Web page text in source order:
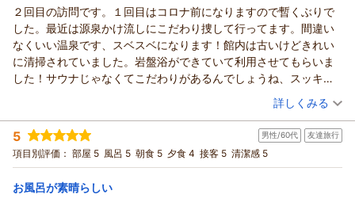
温泉の良さ、料理（夕食）のおいしさで機会があったら再度利
用したいと思います。
南郷（夢）温泉 共林荘からの返信
この度は南郷温泉 共林荘にご宿泊いただきまして誠にありが
とうございます。温泉と夕食にご満足いただいたとの事、嬉し
く思います。夕食については日々の仕入で四季折々の料理をそ
の都度、創作して提供しておりますのでお品書きをつけておら
ず申し訳ございません。ご朝食に関しては希望に添える味付け
でなかったようで残念です。近頃、夕食でも朝食でも減塩して
おりますが季節的な部分もありますが今一度、朝食スタッフと
話し合い、好みにあうよう頑張っていく所存です。貴重なご意
見を頂きまして誠にありがとうございました。又のご来館をお
待ちしております。
２回目の訪問です。１回目はコロナ前になりますので暫くぶりで
した。最近は源泉かけ流しにこだわり捜して行ってます。間違い
なくいい温泉です、スベスベになります！館内は古いけどきれい
に清掃されていました。岩盤浴ができていて利用させてもらいま
した！サウナじゃなくてこだわりがあるんでしょうね、スッキリ
しました！夕飯は凄かったです、食べきれない量でした。山の中
なのに蟹や美味しいお刺身、鰻の蒲焼きに感激しました。確か１
回目も中身は忘れましたが、これでもかと言うくらい食べきれな
い量だったのを覚えています。また伺いたいです、帰りに女性の
従業員さんが玄関で見送り挨拶の後に「また来て下さいね」と言
あまり言われたことがない様な気がします。大事な言葉ですね！
（投稿日：2026/02/23）
宿泊時期： 2026年02月宿泊 (夫婦旅行)
投稿者： てっちゃんさん
宿泊プラン： 【ちょい贅沢】料理長おまかせ和膳／特別2食付
朝・夕
夕/個室利用
宿泊価格帯： 12,001～13,000円(大人一人あたり/税込)
詳しくみる
5 男性/60代 友達旅行
項目別評価： 部屋 5 風呂 5 朝食 5 夕食 4 接客 5 清潔感 5
お風呂が素晴らしい